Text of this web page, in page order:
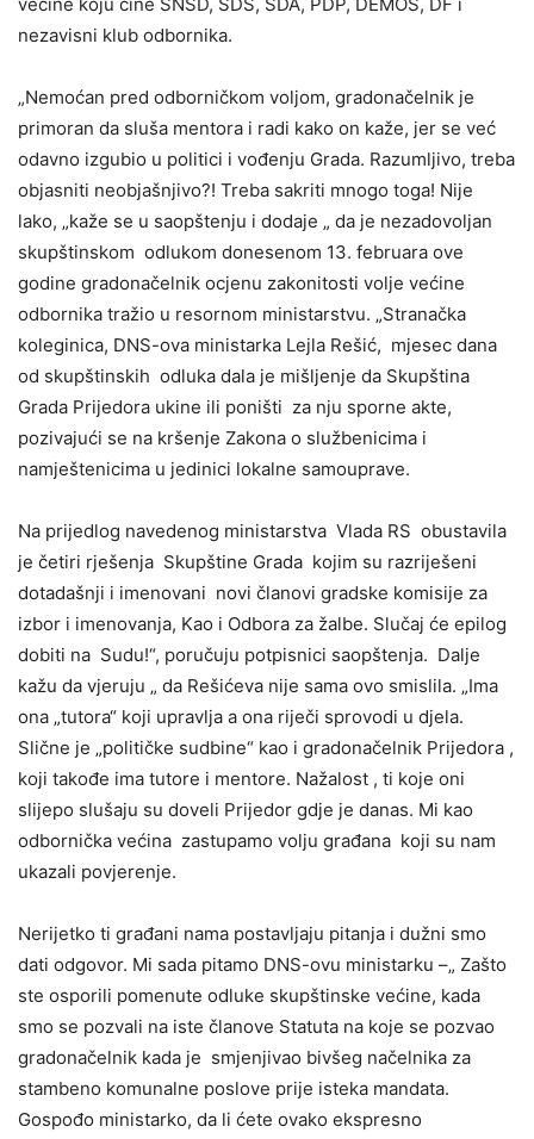
nezavisni klub odbornika.
„Nemoćan pred odborničkom voljom, gradonačelnik je
primoran da sluša mentora i radi kako on kaže, jer se već
odavno izgubio u politici i vođenju Grada. Razumljivo, treba
objasniti neobjašnjivo?! Treba sakriti mnogo toga! Nije
lako, „kaže se u saopštenju i dodaje „ da je nezadovoljan
skupštinskom odlukom donesenom 13. februara ove
godine gradonačelnik ocjenu zakonitosti volje većine
odbornika tražio u resornom ministarstvu. „Stranačka
koleginica, DNS-ova ministarka Lejla Rešić, mjesec dana
od skupštinskih odluka dala je mišljenje da Skupština
Grada Prijedora ukine ili poništi za nju sporne akte,
pozivajući se na kršenje Zakona o službenicima i
namještenicima u jedinici lokalne samouprave.
Na prijedlog navedenog ministarstva Vlada RS obustavila
je četiri rješenja Skupštine Grada kojim su razriješeni
dotadašnji i imenovani novi članovi gradske komisije za
izbor i imenovanja, Kao i Odbora za žalbe. Slučaj će epilog
dobiti na Sudu!“, poručuju potpisnici saopštenja. Dalje
kažu da vjeruju „ da Rešićeva nije sama ovo smislila. „Ima
ona „tutora“ koji upravlja a ona riječi sprovodi u djela.
Slične je „političke sudbine“ kao i gradonačelnik Prijedora ,
koji takođe ima tutore i mentore. Nažalost , ti koje oni
slijepo slušaju su doveli Prijedor gdje je danas. Mi kao
odbornička većina zastupamo volju građana koji su nam
ukazali povjerenje.
Nerijetko ti građani nama postavljaju pitanja i dužni smo
dati odgovor. Mi sada pitamo DNS-ovu ministarku –„ Zašto
ste osporili pomenute odluke skupštinske većine, kada
smo se pozvali na iste članove Statuta na koje se pozvao
gradonačelnik kada je smjenjivao bivšeg načelnika za
stambeno komunalne poslove prije isteka mandata.
Gospođo ministarko, da li ćete ovako ekspresno